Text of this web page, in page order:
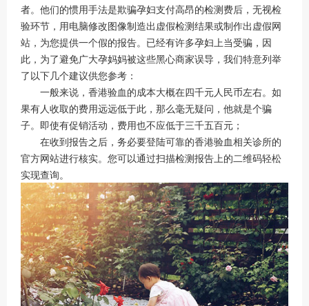
者。他们的惯用手法是欺骗孕妇支付高昂的检测费后，无视检
验环节，用电脑修改图像制造出虚假检测结果或制作出虚假网
站，为您提供一个假的报告。已经有许多孕妇上当受骗，因
此，为了避免广大孕妈妈被这些黑心商家误导，我们特意列举
了以下几个建议供您参考：
一般来说，香港验血的成本大概在四千元人民币左右。如
果有人收取的费用远远低于此，那么毫无疑问，他就是个骗
子。即使有促销活动，费用也不应低于三千五百元；
在收到报告之后，务必要登陆可靠的香港验血相关诊所的
官方网站进行核实。您可以通过扫描检测报告上的二维码轻松
实现查询。